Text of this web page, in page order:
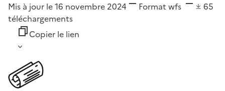
Mis à jour le 16 novembre 2024 Format wfs
65
téléchargements
Copier le lien